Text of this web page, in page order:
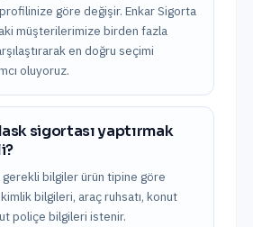
göre değişir. Enkar Sigorta
müşterilerimize birden fazla
en doğru seçimi
oluyoruz.
sigortası yaptırmak
gerekli bilgiler ürün tipine göre
bilgileri, araç ruhsatı, konut
poliçe bilgileri istenir.